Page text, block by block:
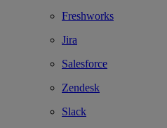
Freshworks
Jira
Salesforce
Zendesk
Slack